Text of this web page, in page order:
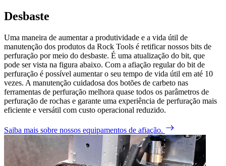
Desbaste
Uma maneira de aumentar a produtividade e a vida útil de
manutenção dos produtos da Rock Tools é retificar nossos bits de
perfuração por meio do desbaste. É uma atualização do bit, que
pode ser vista na figura abaixo. Com a afiação regular do bit de
perfuração é possível aumentar o seu tempo de vida útil em até 10
vezes. A manutenção cuidadosa dos botões de carbeto nas
ferramentas de perfuração melhora quase todos os parâmetros de
perfuração de rochas e garante uma experiência de perfuração mais
eficiente e versátil com custo operacional reduzido.
Saiba mais sobre nossos equipamentos de afiação.